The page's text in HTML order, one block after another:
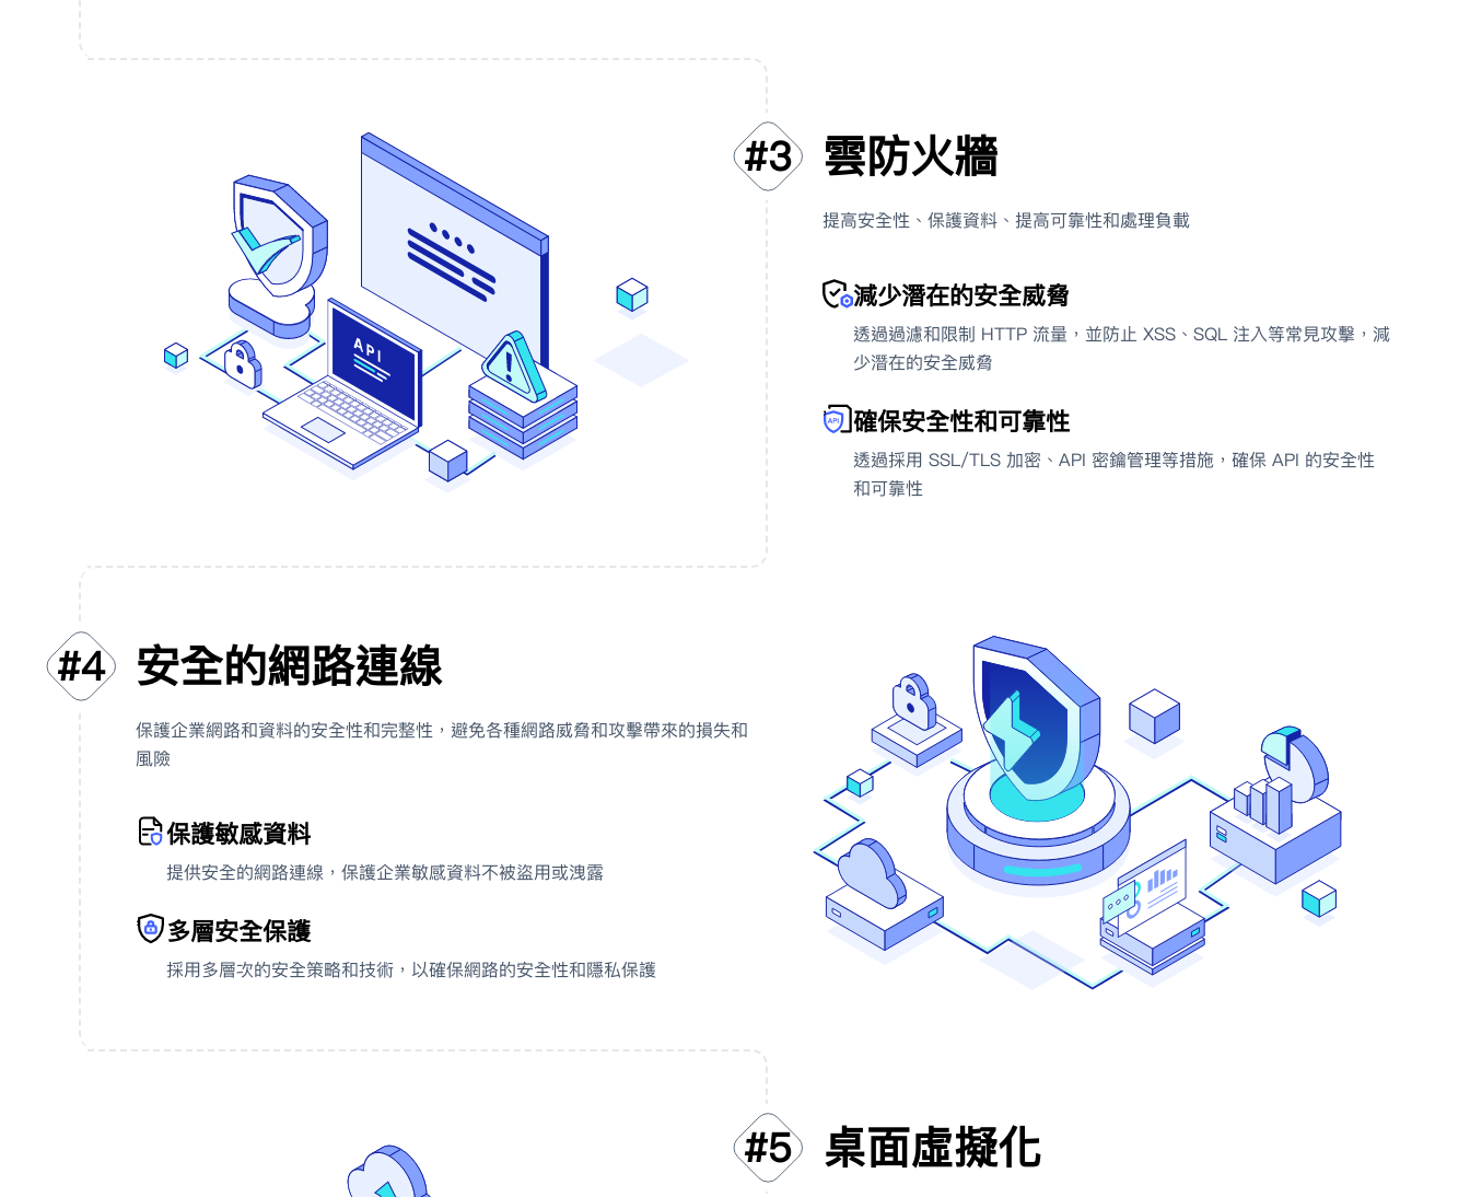
雲防火牆
#3
提高安全性、保護資料、提高可靠性和處理負載
減少潛在的安全威脅
透過過濾和限制 HTTP 流量，並防止 XSS、SQL 注入等常見攻擊，減
少潛在的安全威脅
' 確保安全性和可靠性
透過採用 SSL/TLS 加密、API 密鑰管理等措施，確保 API 的安全性
和可靠性
安全的網路連線
#4
保護企業網路和資料的安全性和完整性，避免各種網路威脅和攻擊帶來的損失和
風險
保護敏感資料
提供安全的網路連線，保護企業敏感資料不被盜用或洩露
' 多層安全保護
採用多層次的安全策略和技術，以確保網路的安全性和隱私保護
桌面虛擬化
#5